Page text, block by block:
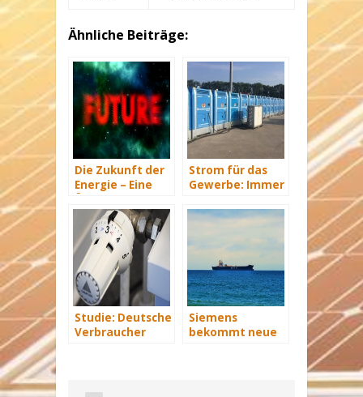
Ähnliche Beiträge:
Die Zukunft der
Energie – Eine
Strom für das
Gewerbe: Immer
versorgt
Studie: Deutsche
Verbraucher
Siemens
bekommt neue